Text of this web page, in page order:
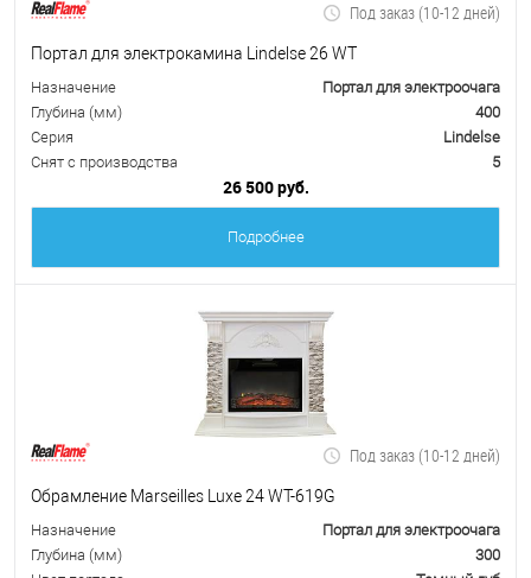
Под заказ (10-12 дней)
Портал для электрокамина Lindelse 26 WT
Назначение
Портал для электроочага
Глубина (мм)
400
Серия
Lindelse
Снят с производства
5
26 500 руб.
Подробнее
Под заказ (10-12 дней)
Обрамление Marseilles Luxe 24 WT-619G
Назначение
Портал для электроочага
Глубина (мм)
300